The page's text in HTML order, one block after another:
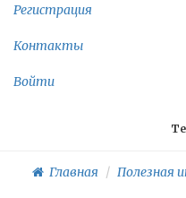
Регистрация
Контакты
Войти
Главная Полезная